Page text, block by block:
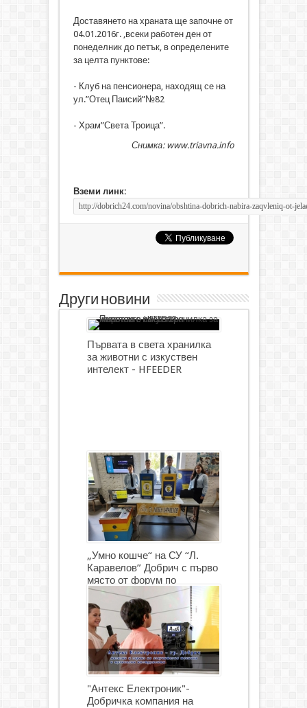
Доставянето на храната ще започне от
04.01.2016г. ,всеки работен ден от
понеделник до петък, в определените
за целта пунктове:
- Клуб на пенсионера, находящ се на
ул.”Отец Паисий”№82
- Храм”Света Троица”.
Снимка: www.triavna.info
Вземи линк:
Други новини
Първата в света хранилка
за животни с изкуствен
интелект - HFEEDER
„Умно кошче“ на СУ “Л.
Каравелов” Добрич с първо
място от форум по
роботика
"Антекс Електроник"-
Добричка компания на